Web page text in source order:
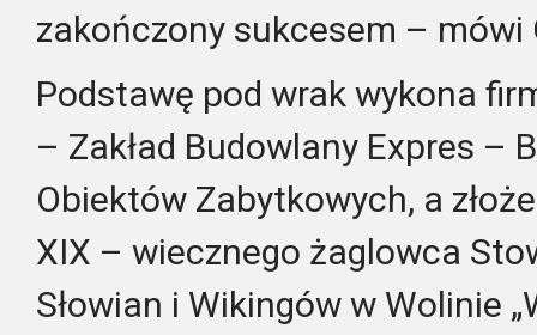
zakończony sukcesem – mówi
Podstawę pod wrak wykona
– Zakład Budowlany Expres –
Obiektów Zabytkowych, a
XIX – wiecznego żaglowca
Słowian i Wikingów w Wolinie